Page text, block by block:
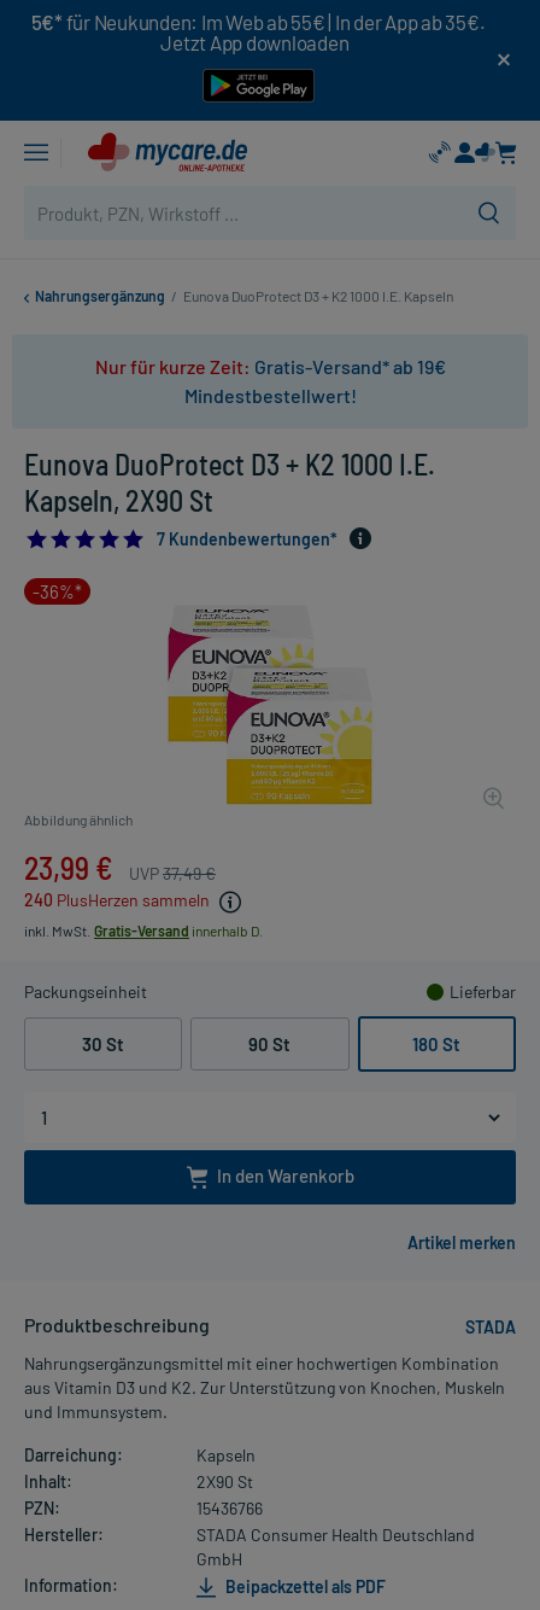
5€* für Neukunden: Im Web ab 55€ | In der App ab 35€.
Jetzt App downloaden
Nahrungsergänzung / Eunova DuoProtect D3 + K2 1000 I.E. Kapseln
Nur für kurze Zeit: Gratis-Versand* ab 19€
Mindestbestellwert!
Eunova DuoProtect D3 + K2 1000 I.E.
Kapseln, 2X90 St
5.0
7 Kundenbewertungen*
-36%*
Abbildung ähnlich
23,99 € UVP37,49 €
240 PlusHerzen sammeln
inkl. MwSt. Gratis-Versand innerhalb D.
Packungseinheit Lieferbar
30 St 90 St 180 St
In den Warenkorb
Produktbeschreibung
STADA
Nahrungsergänzungsmittel mit einer hochwertigen Kombination
aus Vitamin D3 und K2. Zur Unterstützung von Knochen, Muskeln
und Immunsystem.
Darreichung:
Kapseln
Inhalt:
2X90 St
PZN:
15436766
Hersteller:
STADA Consumer Health Deutschland
GmbH
Information:
Beipackzettel als PDF